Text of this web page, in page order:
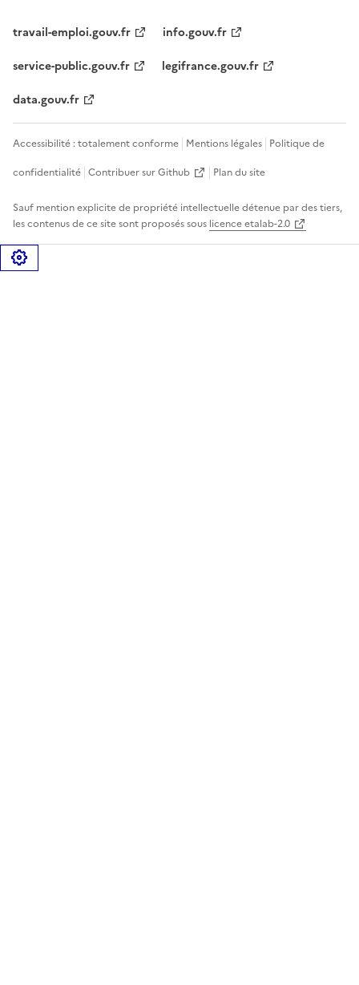
travail-emploi.gouv.fr
info.gouv.fr
service-public.gouv.fr
legifrance.gouv.fr
data.gouv.fr
Accessibilité : totalement conforme Mentions légales Politique de
confidentialité Contribuer sur Github Plan du site
Sauf mention explicite de propriété intellectuelle détenue par des tiers,
les contenus de ce site sont proposés sous licence etalab-2.0
Gérer les cookies